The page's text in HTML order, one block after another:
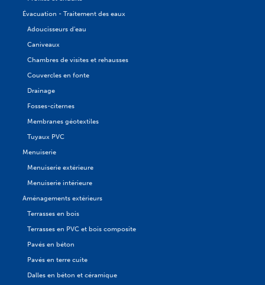
Évacuation - Traitement des eaux
Adoucisseurs d'eau
Caniveaux
Chambres de visites et rehausses
Couvercles en fonte
Drainage
Fosses-citernes
Membranes géotextiles
Tuyaux PVC
Menuiserie
Menuiserie extérieure
Menuiserie intérieure
Aménagements extérieurs
Terrasses en bois
Terrasses en PVC et bois composite
Pavés en béton
Pavés en terre cuite
Dalles en béton et céramique